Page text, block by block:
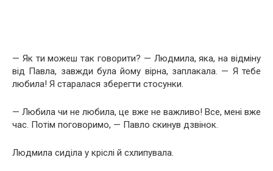
— Як ти можеш так говорити? — Людмила, яка, на відміну
від Павла, завжди була йому вірна, заплакала. — Я тебе
любила! Я старалася зберегти стосунки.
— Любила чи не любила, це вже не важливо! Все, мені вже
час. Потім поговоримо, — Павло скинув дзвінок.
Людмила сиділа у кріслі й схлипувала.